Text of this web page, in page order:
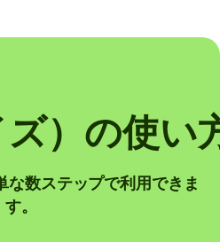
）の使い
数ステップで利用できま
す。